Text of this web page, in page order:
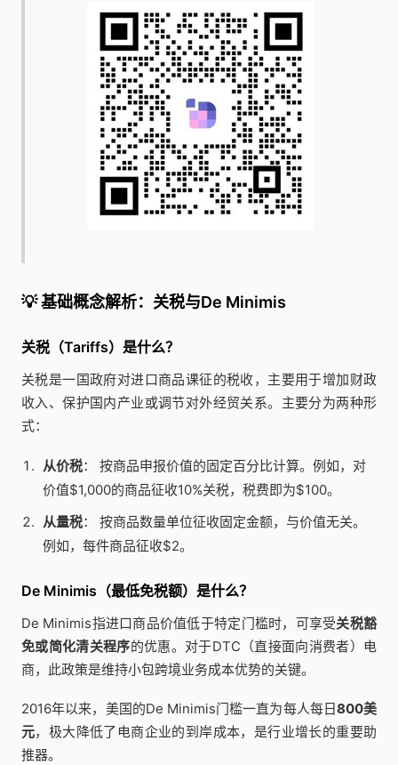
💡 基础概念解析：关税与De Minimis
关税（Tariffs）是什么？
关税是一国政府对进口商品课征的税收，主要用于增加财政
收入、保护国内产业或调节对外经贸关系。主要分为两种形
式：
从价税： 按商品申报价值的固定百分比计算。例如，对
价值$1,000的商品征收10%关税，税费即为$100。
从量税： 按商品数量单位征收固定金额，与价值无关。
例如，每件商品征收$2。
De Minimis（最低免税额）是什么？
De Minimis指进口商品价值低于特定门槛时，可享受关税豁
免或简化清关程序的优惠。对于DTC（直接面向消费者）电
商，此政策是维持小包跨境业务成本优势的关键。
2016年以来，美国的De Minimis门槛一直为每人每日800美
元，极大降低了电商企业的到岸成本，是行业增长的重要助
推器。